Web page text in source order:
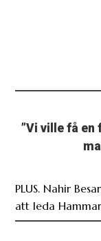
”Vi ville få en
PLUS. Nahir
att leda